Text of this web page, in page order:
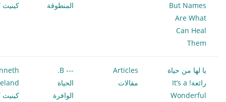
But Names
Are What
Can Heal
Them
المنطوقة
كينيث
يا لها من حياة
رائعة! It’s a
Wonderful
Articles
مقالات
--- B.
الحياة
الوافرة
كينيث